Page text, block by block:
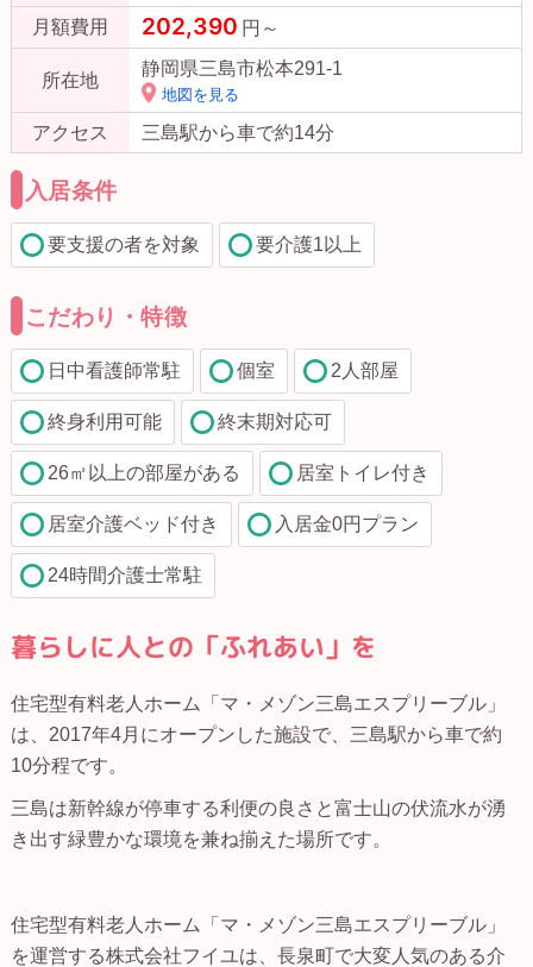
月額費用
202,390 円～
所在地
静岡県三島市松本291-1
地図を見る
アクセス 三島駅から車で約14分
入居条件
要支援の者を対象 要介護1以上
こだわり・特徴
日中看護師常駐 個室 2人部屋
終身利用可能 終末期対応可
26㎡以上の部屋がある 居室トイレ付き
居室介護ベッド付き 入居金0円プラン
24時間介護士常駐
暮らしに人との「ふれあい」を
住宅型有料老人ホーム「マ・メゾン三島エスプリーブル」
は、2017年4月にオープンした施設で、三島駅から車で約
10分程です。
三島は新幹線が停車する利便の良さと富士山の伏流水が湧
き出す緑豊かな環境を兼ね揃えた場所です。
住宅型有料老人ホーム「マ・メゾン三島エスプリーブル」
を運営する株式会社フイユは、長泉町で大変人気のある介